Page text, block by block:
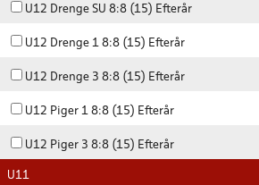
U12 Drenge SU 8:8 (15) Efterår
U12 Drenge 1 8:8 (15) Efterår
U12 Drenge 3 8:8 (15) Efterår
U12 Piger 1 8:8 (15) Efterår
U12 Piger 3 8:8 (15) Efterår
U11